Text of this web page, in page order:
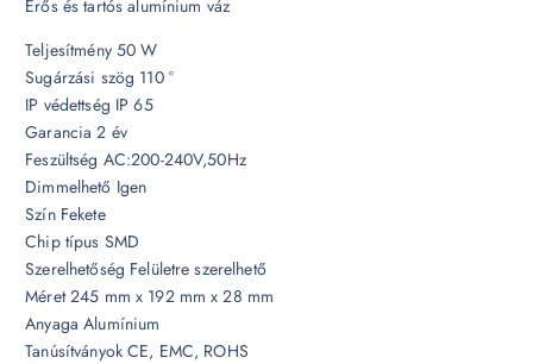
Erős és tartós alumínium váz
Teljesítmény 50 W
Sugárzási szög 110 °
IP védettség IP 65
Garancia 2 év
Feszültség AC:200-240V,50Hz
Dimmelhető Igen
Szín Fekete
Chip típus SMD
Szerelhetőség Felületre szerelhető
Méret 245 mm x 192 mm x 28 mm
Anyaga Alumínium
Tanúsítványok CE, EMC, ROHS